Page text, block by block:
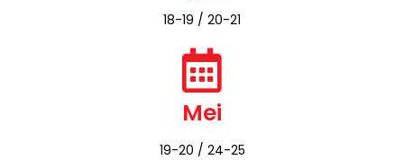
18-19 / 20-21
Mei
19-20 / 24-25